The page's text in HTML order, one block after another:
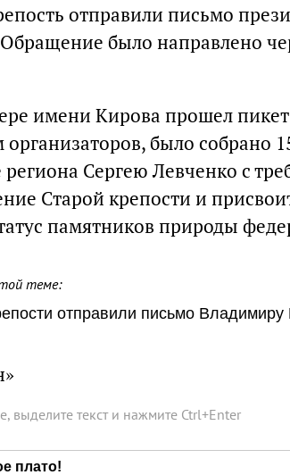
отправили письмо
было направлено
имени Кирова прошел
организаторов, было собрано
Сергею Левченко с
Старой крепости и
памятников природы
теме:
отправили письмо Владимиру
выделите текст и нажмите Ctrl+Enter
плато!